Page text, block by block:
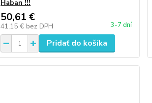
Haban !!!
50,61 €
41,15 € bez DPH 3-7 dní
Pridať do košíka